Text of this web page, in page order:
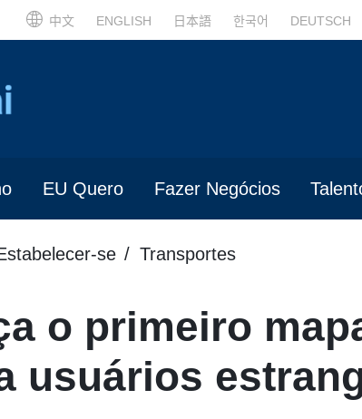
中文 ENGLISH 日本語 한국어 DEUTSCH
EU Quero Fazer Negócios
se Transportes
o primeiro
usuários